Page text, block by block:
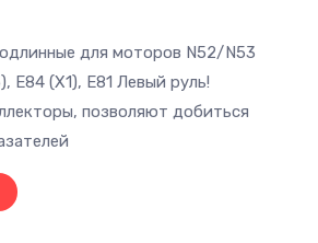
для моторов N52/N53
Е84 (Х1), Е81 Левый руль!
позволяют добиться